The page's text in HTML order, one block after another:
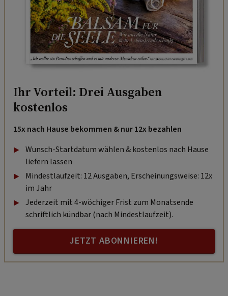
Ihr Vorteil: Drei Ausgaben
kostenlos
15x nach Hause bekommen & nur 12x bezahlen
Wunsch-Startdatum wählen & kostenlos nach Hause
liefern lassen
Mindestlaufzeit: 12 Ausgaben, Erscheinungsweise: 12x
im Jahr
Jederzeit mit 4-wöchiger Frist zum Monatsende
schriftlich kündbar (nach Mindestlaufzeit).
JETZT ABONNIEREN!